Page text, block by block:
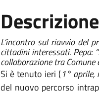
Descrizione
L’incontro sul riavvio del
cittadini interessati. Pepa:
collaborazione tra Comune
Si è tenuto ieri (1° aprile,
del nuovo percorso